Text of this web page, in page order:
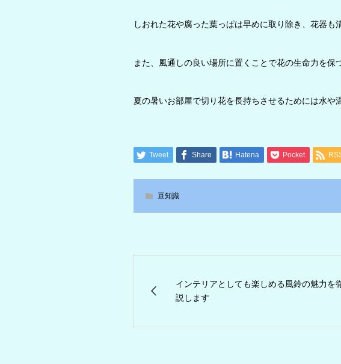
しおれた花や腐った葉っぱは早めに取り除き、花器も
また、風通しの良い場所に置くことで花の生命力を保
夏の暑いお部屋で切り花を長持ちさせるためには水や
Tweet Share Hatena Pocket
豆知識
インテリアとしても楽しめる風鈴の魅力を
説します